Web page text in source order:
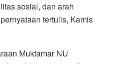
sosial, dan arah
tertulis, Kamis
Muktamar NU